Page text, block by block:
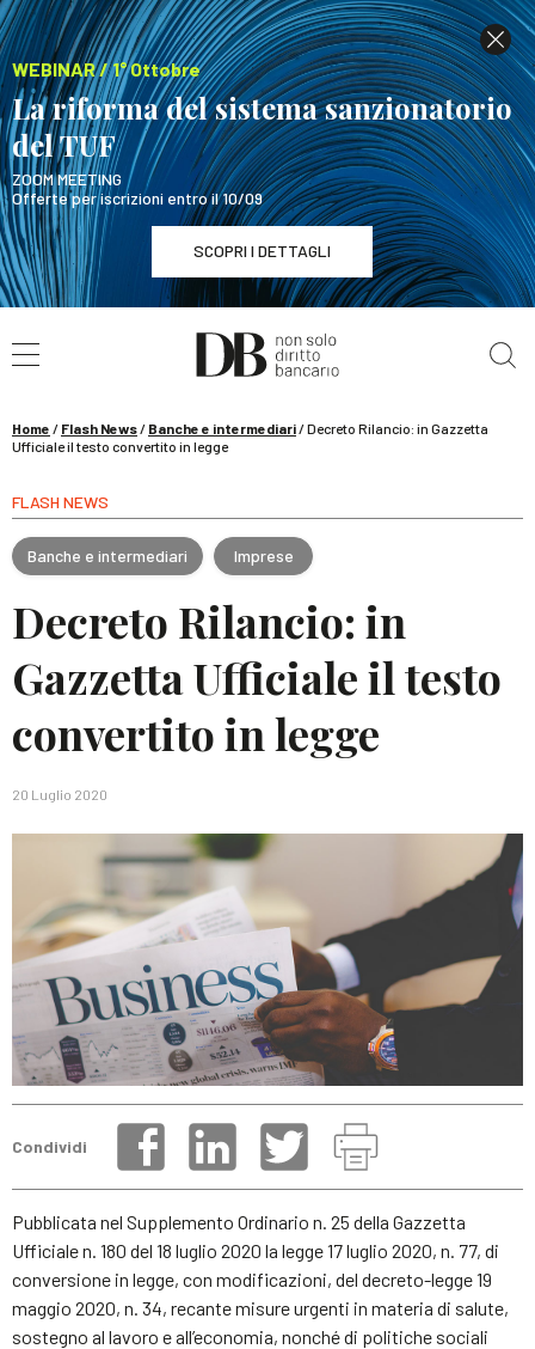
WEBINAR / 1° Ottobre
La riforma del sistema sanzionatorio
del TUF
ZOOM MEETING
Offerte per iscrizioni entro il 10/09
SCOPRI I DETTAGLI
WEBINAR / 1° Ottobre
La riforma del sistema sanzionatorio del TUF
Home / Flash News/ Banche e intermediari/Decreto Rilancio: in Gazzetta
Ufficiale il testo convertito in legge
FLASH NEWS
Banche e intermediari Imprese
Decreto Rilancio: in
Gazzetta Ufficiale il testo
convertito in legge
20 Luglio 2020
Condividi
Pubblicata nel Supplemento Ordinario n. 25 della Gazzetta
Ufficiale n. 180 del 18 luglio 2020 la legge 17 luglio 2020, n. 77, di
conversione in legge, con modificazioni, del decreto-legge 19
maggio 2020, n. 34, recante misure urgenti in materia di salute,
sostegno al lavoro e all’economia, nonché di politiche sociali